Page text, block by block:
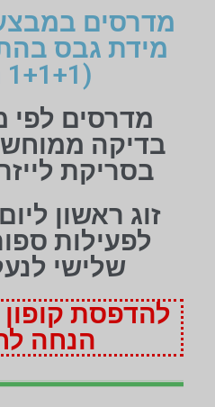
מידת גבס
(1+1+1 חינם)
מדרסים לפי
בדיקה
בסריקת
זוג ראשון
לפעילות
שלישי
להדפסת
הנחה